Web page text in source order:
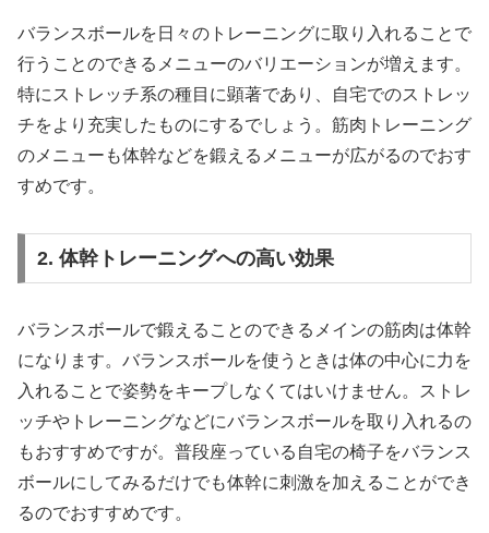
バランスボールを日々のトレーニングに取り入れることで
行うことのできるメニューのバリエーションが増えます。
特にストレッチ系の種目に顕著であり、自宅でのストレッ
チをより充実したものにするでしょう。筋肉トレーニング
のメニューも体幹などを鍛えるメニューが広がるのでおす
すめです。
2. 体幹トレーニングへの高い効果
バランスボールで鍛えることのできるメインの筋肉は体幹
になります。バランスボールを使うときは体の中心に力を
入れることで姿勢をキープしなくてはいけません。ストレ
ッチやトレーニングなどにバランスボールを取り入れるの
もおすすめですが。普段座っている自宅の椅子をバランス
ボールにしてみるだけでも体幹に刺激を加えることができ
るのでおすすめです。